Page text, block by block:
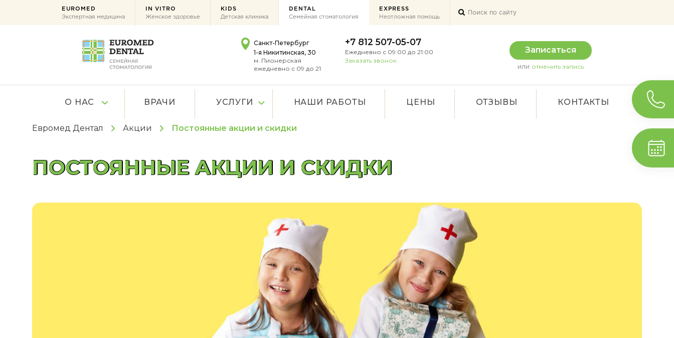
EUROMED
Экспертная медицина
IN VITRO
Женское здоровье
KIDS
Детская клиника
DENTAL
Семейная стоматология
EXPRESS
Неотложная помощь
Санкт-Петербург
1-я Никитинская, 30
м. Пионерская
ежедневно с 09 до 21
+7 812 507-05-07
Ежедневно с 09:00 до 21:00
Заказать звонок
Записаться
или отменить запись
О НАС ВРАЧИ УСЛУГИ НАШИ РАБОТЫ ЦЕНЫ ОТЗЫВЫ КОНТАКТЫ
Евромед Дентал Акции Постоянные акции и скидки
ПОСТОЯННЫЕ АКЦИИ И СКИДКИ